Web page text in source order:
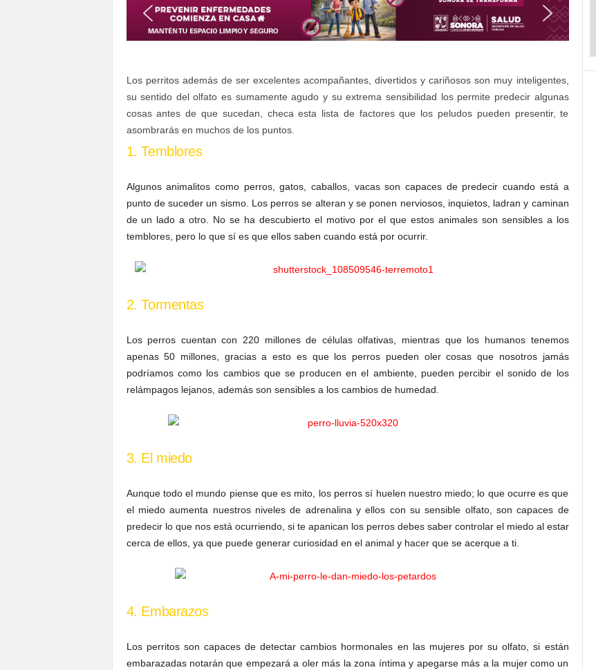
Los perritos además de ser excelentes acompañantes, divertidos y cariñosos son muy inteligentes,
su sentido del olfato es sumamente agudo y su extrema sensibilidad los permite predecir algunas
cosas antes de que sucedan, checa esta lista de factores que los peludos pueden presentir, te
asombrarás en muchos de los puntos.
1. Temblores
Algunos animalitos como perros, gatos, caballos, vacas son capaces de predecir cuando está a
punto de suceder un sismo. Los perros se alteran y se ponen nerviosos, inquietos, ladran y caminan
de un lado a otro. No se ha descubierto el motivo por el que estos animales son sensibles a los
temblores, pero lo que sí es que ellos saben cuando está por ocurrir.
2. Tormentas
Los perros cuentan con 220 millones de células olfativas, mientras que los humanos tenemos
apenas 50 millones, gracias a esto es que los perros pueden oler cosas que nosotros jamás
podríamos como los cambios que se producen en el ambiente, pueden percibir el sonido de los
relámpagos lejanos, además son sensibles a los cambios de humedad.
3. El miedo
Aunque todo el mundo piense que es mito, los perros sí huelen nuestro miedo; lo que ocurre es que
el miedo aumenta nuestros niveles de adrenalina y ellos con su sensible olfato, son capaces de
predecir lo que nos está ocurriendo, si te apanican los perros debes saber controlar el miedo al estar
cerca de ellos, ya que puede generar curiosidad en el animal y hacer que se acerque a ti.
4. Embarazos
Los perritos son capaces de detectar cambios hormonales en las mujeres por su olfato, si están
embarazadas notarán que empezará a oler más la zona íntima y apegarse más a la mujer como un